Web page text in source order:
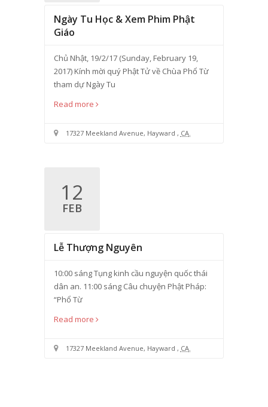
Ngày Tu Học & Xem Phim Phật
Giáo
Chủ Nhật, 19/2/17 (Sunday, February 19,
2017) Kính mời quý Phật Tử về Chùa Phổ Từ
tham dự Ngày Tu
Read more
17327 Meekland Avenue, Hayward , CA
12
FEB
Lễ Thượng Nguyên
10:00 sáng Tụng kinh cầu nguyện quốc thái
dân an. 11:00 sáng Câu chuyện Phật Pháp:
“Phổ Từ
Read more
17327 Meekland Avenue, Hayward , CA